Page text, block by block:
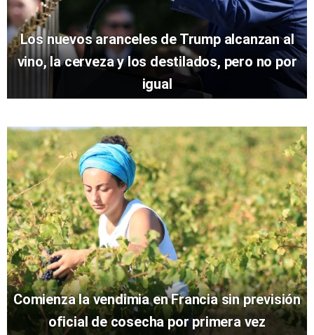
Los nuevos aranceles de Trump alcanzan al
vino, la cerveza y los destilados, pero no por
igual
Comienza la vendimia en Francia sin previsión
oficial de cosecha por primera vez